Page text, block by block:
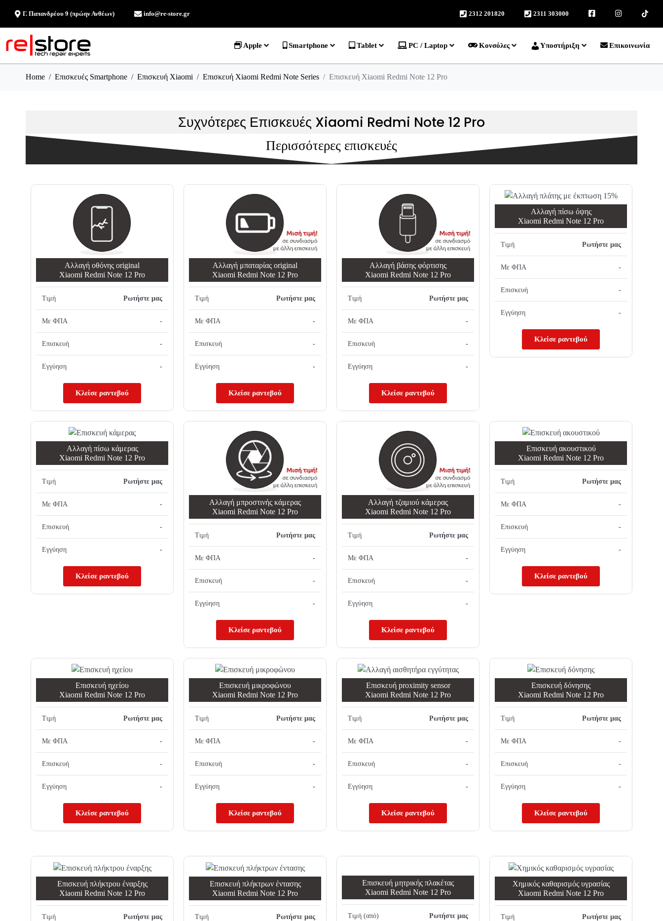
Γ. Παπανδρέου 9 (πρώην Ανθέων) info@re-store.gr 2312 201820 2311 303000 facebook instagramTikTok
Apple Smartphone Tablet PC / Laptop Κονσόλες Υποστήριξη Επικοινωνία
Home Επισκευές Smartphone Επισκευή Xiaomi Επισκευή Xiaomi Redmi Note Series Επισκευή Xiaomi Redmi Note 12 Pro
Συχνότερες Επισκευές Xiaomi Redmi Note 12 Pro
Περισσότερες επισκευές
Αλλαγή oθόνης οriginal
Xiaomi Redmi Note 12 Pro
Τιμή Ρωτήστε μας
Με ΦΠΑ -
Επισκευή -
Εγγύηση -
Κλείσε ραντεβού
Αλλαγή μπαταρίας original
Xiaomi Redmi Note 12 Pro
Τιμή Ρωτήστε μας
Με ΦΠΑ -
Επισκευή -
Εγγύηση -
Κλείσε ραντεβού
Αλλαγή βάσης φόρτισης
Xiaomi Redmi Note 12 Pro
Τιμή Ρωτήστε μας
Με ΦΠΑ -
Επισκευή -
Εγγύηση -
Κλείσε ραντεβού
Αλλαγή πίσω όψης
Xiaomi Redmi Note 12 Pro
Τιμή Ρωτήστε μας
Με ΦΠΑ -
Επισκευή -
Εγγύηση -
Κλείσε ραντεβού
Αλλαγή πίσω κάμερας
Xiaomi Redmi Note 12 Pro
Τιμή Ρωτήστε μας
Με ΦΠΑ -
Επισκευή -
Εγγύηση -
Κλείσε ραντεβού
Αλλαγή μπροστινής κάμερας
Xiaomi Redmi Note 12 Pro
Τιμή Ρωτήστε μας
Με ΦΠΑ -
Επισκευή -
Εγγύηση -
Κλείσε ραντεβού
Αλλαγή τζαμιού κάμερας
Xiaomi Redmi Note 12 Pro
Τιμή Ρωτήστε μας
Με ΦΠΑ -
Επισκευή -
Εγγύηση -
Κλείσε ραντεβού
Επισκευή ακουστικού
Xiaomi Redmi Note 12 Pro
Τιμή Ρωτήστε μας
Με ΦΠΑ -
Επισκευή -
Εγγύηση -
Κλείσε ραντεβού
Επισκευή ηχείου
Xiaomi Redmi Note 12 Pro
Τιμή Ρωτήστε μας
Με ΦΠΑ -
Επισκευή -
Εγγύηση -
Κλείσε ραντεβού
Επισκευή μικροφώνου
Xiaomi Redmi Note 12 Pro
Τιμή Ρωτήστε μας
Με ΦΠΑ -
Επισκευή -
Εγγύηση -
Κλείσε ραντεβού
Επισκευή proximity sensor
Xiaomi Redmi Note 12 Pro
Τιμή Ρωτήστε μας
Με ΦΠΑ -
Επισκευή -
Εγγύηση -
Κλείσε ραντεβού
Επισκευή δόνησης
Xiaomi Redmi Note 12 Pro
Τιμή Ρωτήστε μας
Με ΦΠΑ -
Επισκευή -
Εγγύηση -
Κλείσε ραντεβού
Επισκευή πλήκτρου έναρξης
Xiaomi Redmi Note 12 Pro
Τιμή Ρωτήστε μας
Επισκευή πλήκτρων έντασης
Xiaomi Redmi Note 12 Pro
Τιμή Ρωτήστε μας
Επισκευή μητρικής πλακέτας
Xiaomi Redmi Note 12 Pro
Τιμή (από) Ρωτήστε μας
Χημικός καθαρισμός υγρασίας
Xiaomi Redmi Note 12 Pro
Τιμή Ρωτήστε μας